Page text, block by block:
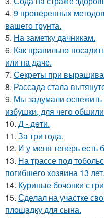
4. 9 проверенных
вашего грунта.
5. На заметку дачникам.
6. Как правильно
или на даче.
7. Секреты при
8. Рассада стала
9. Мы задумали
избушки, для чего
10. Д - дeти.
11. За три года.
12. И у меня теперь есть
13. На трассе под
погибшего хозяина 13 лет.
14. Куриные бочонки с
15. Сделал на участке
площадку для сына.